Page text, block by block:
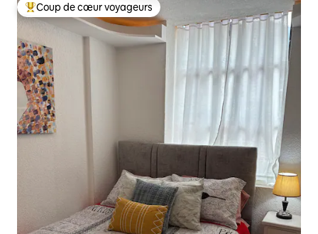
Coups de cœur voyageurs les plus appréciés
Coup de cœur voyageurs